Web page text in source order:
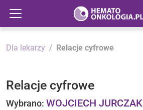
Dla lekarzy Relacje cyfrowe
Relacje cyfrowe
Wybrano: WOJCIECH JURCZAK